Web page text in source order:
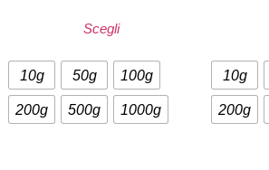
Scegli
10g 50g 100g
200g 500g 1000g
10g
200g